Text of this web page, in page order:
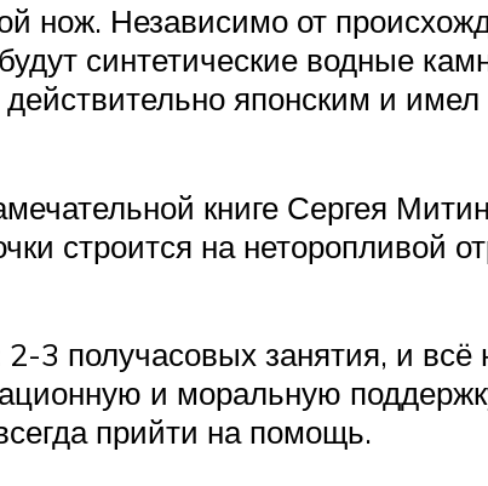
нож. Независимо от
синтетические водные
японским и имел
книге Сергея
строится на неторопливой
3 получасовых занятия, и всё
и моральную
прийти на помощь.